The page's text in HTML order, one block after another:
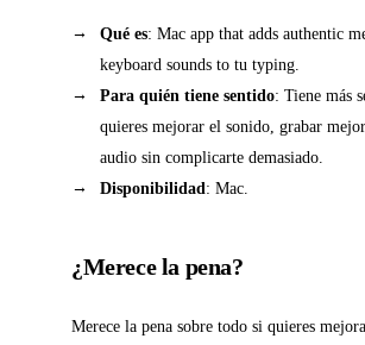
Qué es: Mac app that adds authentic
keyboard sounds to tu typing.
Para quién tiene sentido: Tiene más
quieres mejorar el sonido, grabar
audio sin complicarte demasiado.
Disponibilidad: Mac.
¿Merece la pena?
Merece la pena sobre todo si quieres